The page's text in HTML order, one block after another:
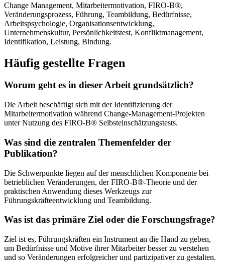
Change Management, Mitarbeitermotivation, FIRO-B®,
Veränderungsprozess, Führung, Teambildung, Bedürfnisse,
Arbeitspsychologie, Organisationsentwicklung,
Unternehmenskultur, Persönlichkeitstest, Konfliktmanagement,
Identifikation, Leistung, Bindung.
Häufig gestellte Fragen
Worum geht es in dieser Arbeit grundsätzlich?
Die Arbeit beschäftigt sich mit der Identifizierung der
Mitarbeitermotivation während Change-Management-Projekten
unter Nutzung des FIRO-B® Selbsteinschätzungstests.
Was sind die zentralen Themenfelder der
Publikation?
Die Schwerpunkte liegen auf der menschlichen Komponente bei
betrieblichen Veränderungen, der FIRO-B®-Theorie und der
praktischen Anwendung dieses Werkzeugs zur
Führungskräfteentwicklung und Teambildung.
Was ist das primäre Ziel oder die Forschungsfrage?
Ziel ist es, Führungskräften ein Instrument an die Hand zu geben,
um Bedürfnisse und Motive ihrer Mitarbeiter besser zu verstehen
und so Veränderungen erfolgreicher und partizipativer zu gestalten.